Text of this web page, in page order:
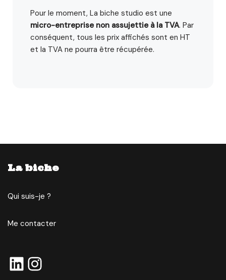
Pour le moment, La biche studio est une
micro-entreprise non assujettie à la TVA. Par
conséquent, tous les prix affichés sont en HT
et la TVA ne pourra être récupérée.
La biche
Qui suis-je ?
Me contacter